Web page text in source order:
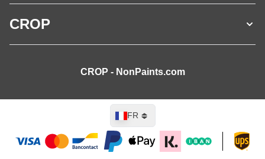
CROP
CROP - NonPaints.com
Langue
FR